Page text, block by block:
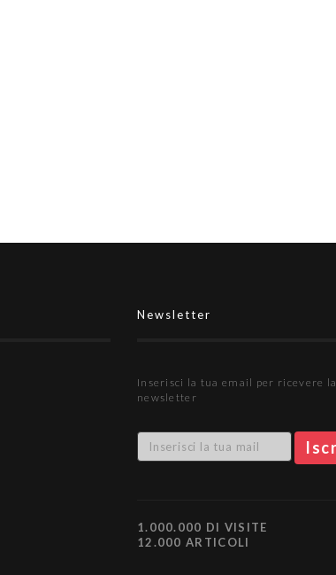
Newsletter
Inserisci la tua email per ricevere la
newsletter
1.000.000 DI VISITE
12.000 ARTICOLI